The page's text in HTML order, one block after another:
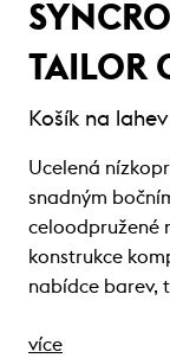
TAILOR
Košík na lahev
Ucelená
snadným
celoodpružené
konstrukce
nabídce barev,
více